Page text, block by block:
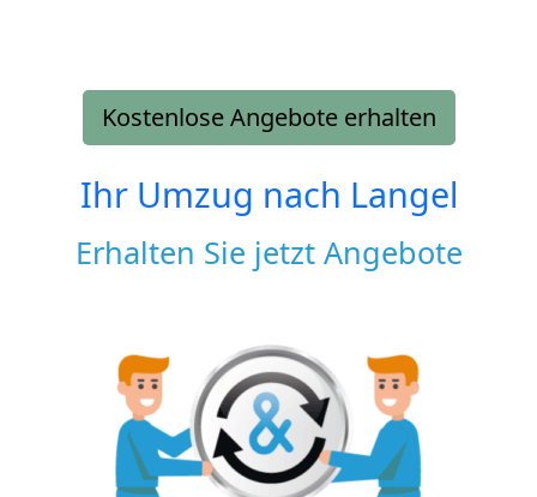
Kostenlose Angebote erhalten
Ihr Umzug nach Langel
Erhalten Sie jetzt Angebote